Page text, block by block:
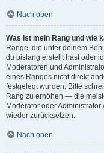
Nach oben
Was ist mein Rang und wie
Ränge, die unter deinem
du bislang erstellt hast oder
Moderatoren und
eines Ranges nicht direkt
festgelegt wurden. Bitte
Rang zu erhöhen — die
Moderator oder
wieder zurücksetzen.
Nach oben